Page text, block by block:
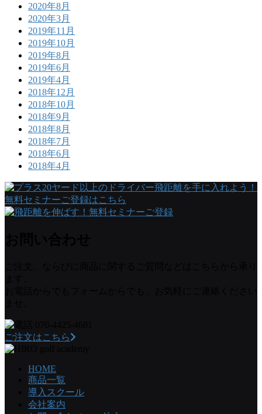
2020年8月
2020年3月
2019年11月
2019年10月
2019年8月
2019年6月
2019年4月
2018年12月
2018年10月
2018年9月
2018年8月
2018年7月
2018年6月
2018年4月
ご注文はこちら
HOME
商品一覧
導入スクール
会社案内